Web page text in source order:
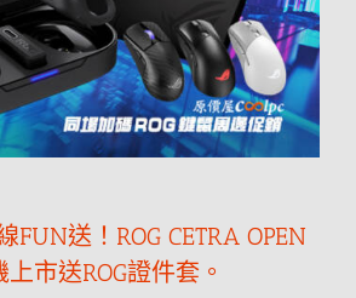
FUN送！ROG CETRA OPEN
上市送ROG證件套。